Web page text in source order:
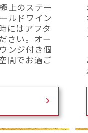
上のステー
ルドワイン
にはアフタ
さい。オー
ンジ付き個
間でお過ご